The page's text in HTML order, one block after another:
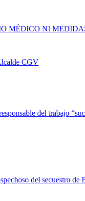
MÉDICO NI
CGV
del trabajo
del secuestro de